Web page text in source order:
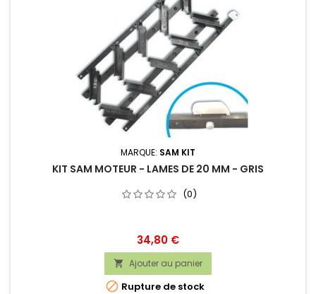
MARQUE: SAM KIT
KIT SAM MOTEUR - LAMES DE 20 MM - GRIS
(0)
Prix
34,80 €
 Ajouter au panier
 Rupture de stock